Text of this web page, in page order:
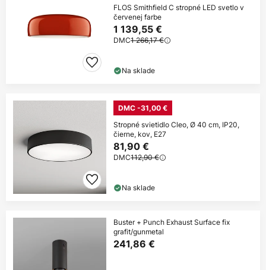
FLOS Smithfield C stropné LED svetlo v
červenej farbe
1 139,55 €
DMC1 266,17 €
Na sklade
DMC -31,00 €
Stropné svietidlo Cleo, Ø 40 cm, IP20,
čierne, kov, E27
81,90 €
DMC112,90 €
Na sklade
Buster + Punch Exhaust Surface fix
grafit/gunmetal
241,86 €